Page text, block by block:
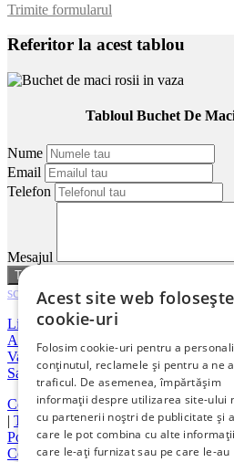
Trimite formularul
Referitor la acest tablou
Tabloul Buchet De
Nume
Email
Telefon
Mesajul
scroll
Living Dormitor Dimensiuni Mari
Abstracte
Peisaje Abstracte
Vara
Bar Japoneze Peisaje Marine
Salon Cai Feng Shui Nuduri Trandafiri
Contact|Despre galeriaq|Calitatea
| Tablouri la Comanda
Politica de Livrare si Retur|Politica
Cookies| Termeni si Conditii de
Acest site web folosește
cookie-uri
Folosim cookie-uri pentru a
conținutul, reclamele și pentru a ne
traficul. De asemenea, împărtășim
informații despre utilizarea site-ului
cu partenerii noștri de publicitate și
care le pot combina cu alte
care le-ați furnizat sau pe care le-au